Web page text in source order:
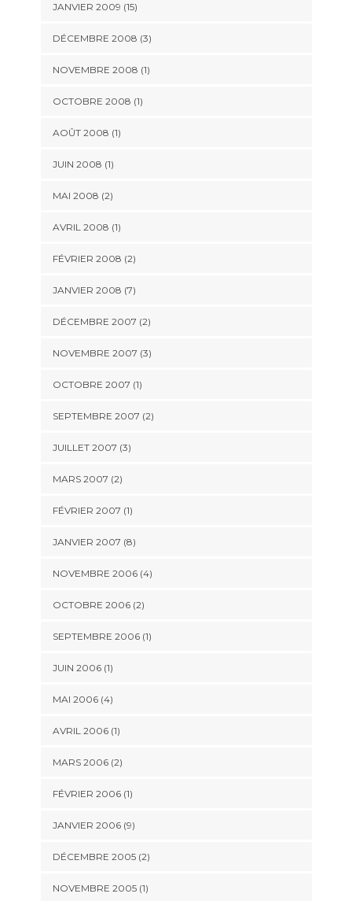
JANVIER 2009 (15)
DÉCEMBRE 2008 (3)
NOVEMBRE 2008 (1)
OCTOBRE 2008 (1)
AOÛT 2008 (1)
JUIN 2008 (1)
MAI 2008 (2)
AVRIL 2008 (1)
FÉVRIER 2008 (2)
JANVIER 2008 (7)
DÉCEMBRE 2007 (2)
NOVEMBRE 2007 (3)
OCTOBRE 2007 (1)
SEPTEMBRE 2007 (2)
JUILLET 2007 (3)
MARS 2007 (2)
FÉVRIER 2007 (1)
JANVIER 2007 (8)
NOVEMBRE 2006 (4)
OCTOBRE 2006 (2)
SEPTEMBRE 2006 (1)
JUIN 2006 (1)
MAI 2006 (4)
AVRIL 2006 (1)
MARS 2006 (2)
FÉVRIER 2006 (1)
JANVIER 2006 (9)
DÉCEMBRE 2005 (2)
NOVEMBRE 2005 (1)